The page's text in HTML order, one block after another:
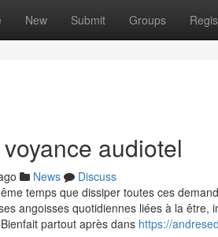
New Submit Groups
audiotel
News
Discuss
temps que dissiper toutes ces
angoisses quotidiennes liées à la
partout après dans https://